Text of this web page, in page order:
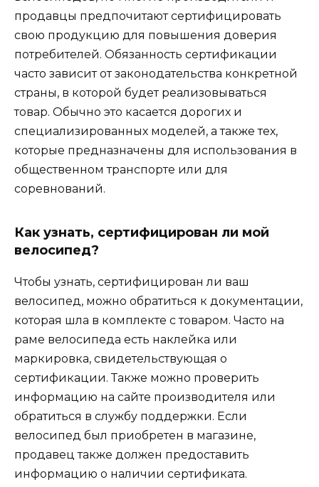
продавцы предпочитают сертифицировать
свою продукцию для повышения доверия
потребителей. Обязанность сертификации
часто зависит от законодательства конкретной
страны, в которой будет реализовываться
товар. Обычно это касается дорогих и
специализированных моделей, а также тех,
которые предназначены для использования в
общественном транспорте или для
соревнований.
Как узнать, сертифицирован ли мой
велосипед?
Чтобы узнать, сертифицирован ли ваш
велосипед, можно обратиться к документации,
которая шла в комплекте с товаром. Часто на
раме велосипеда есть наклейка или
маркировка, свидетельствующая о
сертификации. Также можно проверить
информацию на сайте производителя или
обратиться в службу поддержки. Если
велосипед был приобретен в магазине,
продавец также должен предоставить
информацию о наличии сертификата.